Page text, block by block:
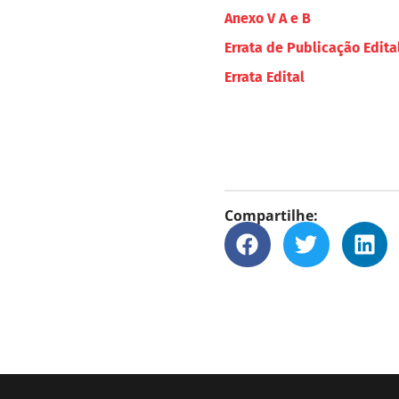
Anexo V A e B
Errata de Publicação
Errata Edital
Compartilhe: